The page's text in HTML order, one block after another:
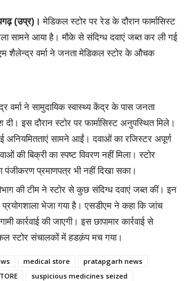
(उप्र)। मेडिकल स्टोर पर रेड के दौरान फार्मासिस्ट
सामने आया है। मौके से संदिग्ध दवाएं जब्त कर ली गई
शैलेन्द्र वर्मा ने जनता मेडिकल स्टोर के औचक
वर्मा ने सामुदायिक स्वास्थ्य केंद्र के पास जनता
इस दौरान स्टोर पर फार्मासिस्ट अनुपस्थित मिले।
अनियमितताएं सामने आईं। दवाओं का रजिस्टर अपूर्ण
की बिक्री का स्पष्ट विवरण नहीं मिला। स्टोर
पंजीकरण प्रमाणपत्र भी नहीं दिखा सका।
की टीम ने स्टोर से कुछ संदिग्ध दवाएं जब्त कीं। इन
भेजा गया है। एसडीएम ने कहा कि जांच
कार्रवाई की जाएगी। इस छापामार कार्रवाई से
स्टोर संचालकों में हडक़ंप मच गया।
medical store
pratapgarh news
suspicious medicines seized